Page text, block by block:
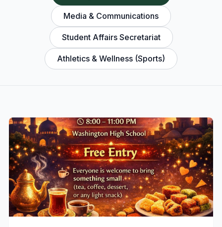
Media & Communications
Student Affairs Secretariat
Athletics & Wellness (Sports)